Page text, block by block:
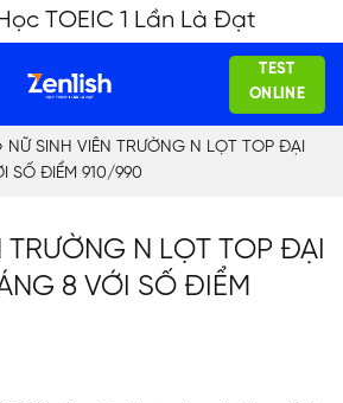
TOEIC 1 Lần Là Đạt
TEST
ONLINE
NỮ SINH VIÊN TRƯỜNG N LỌT TOP ĐẠI
SỐ ĐIỂM 910/990
TRƯỜNG N LỌT TOP ĐẠI
8 VỚI SỐ ĐIỂM